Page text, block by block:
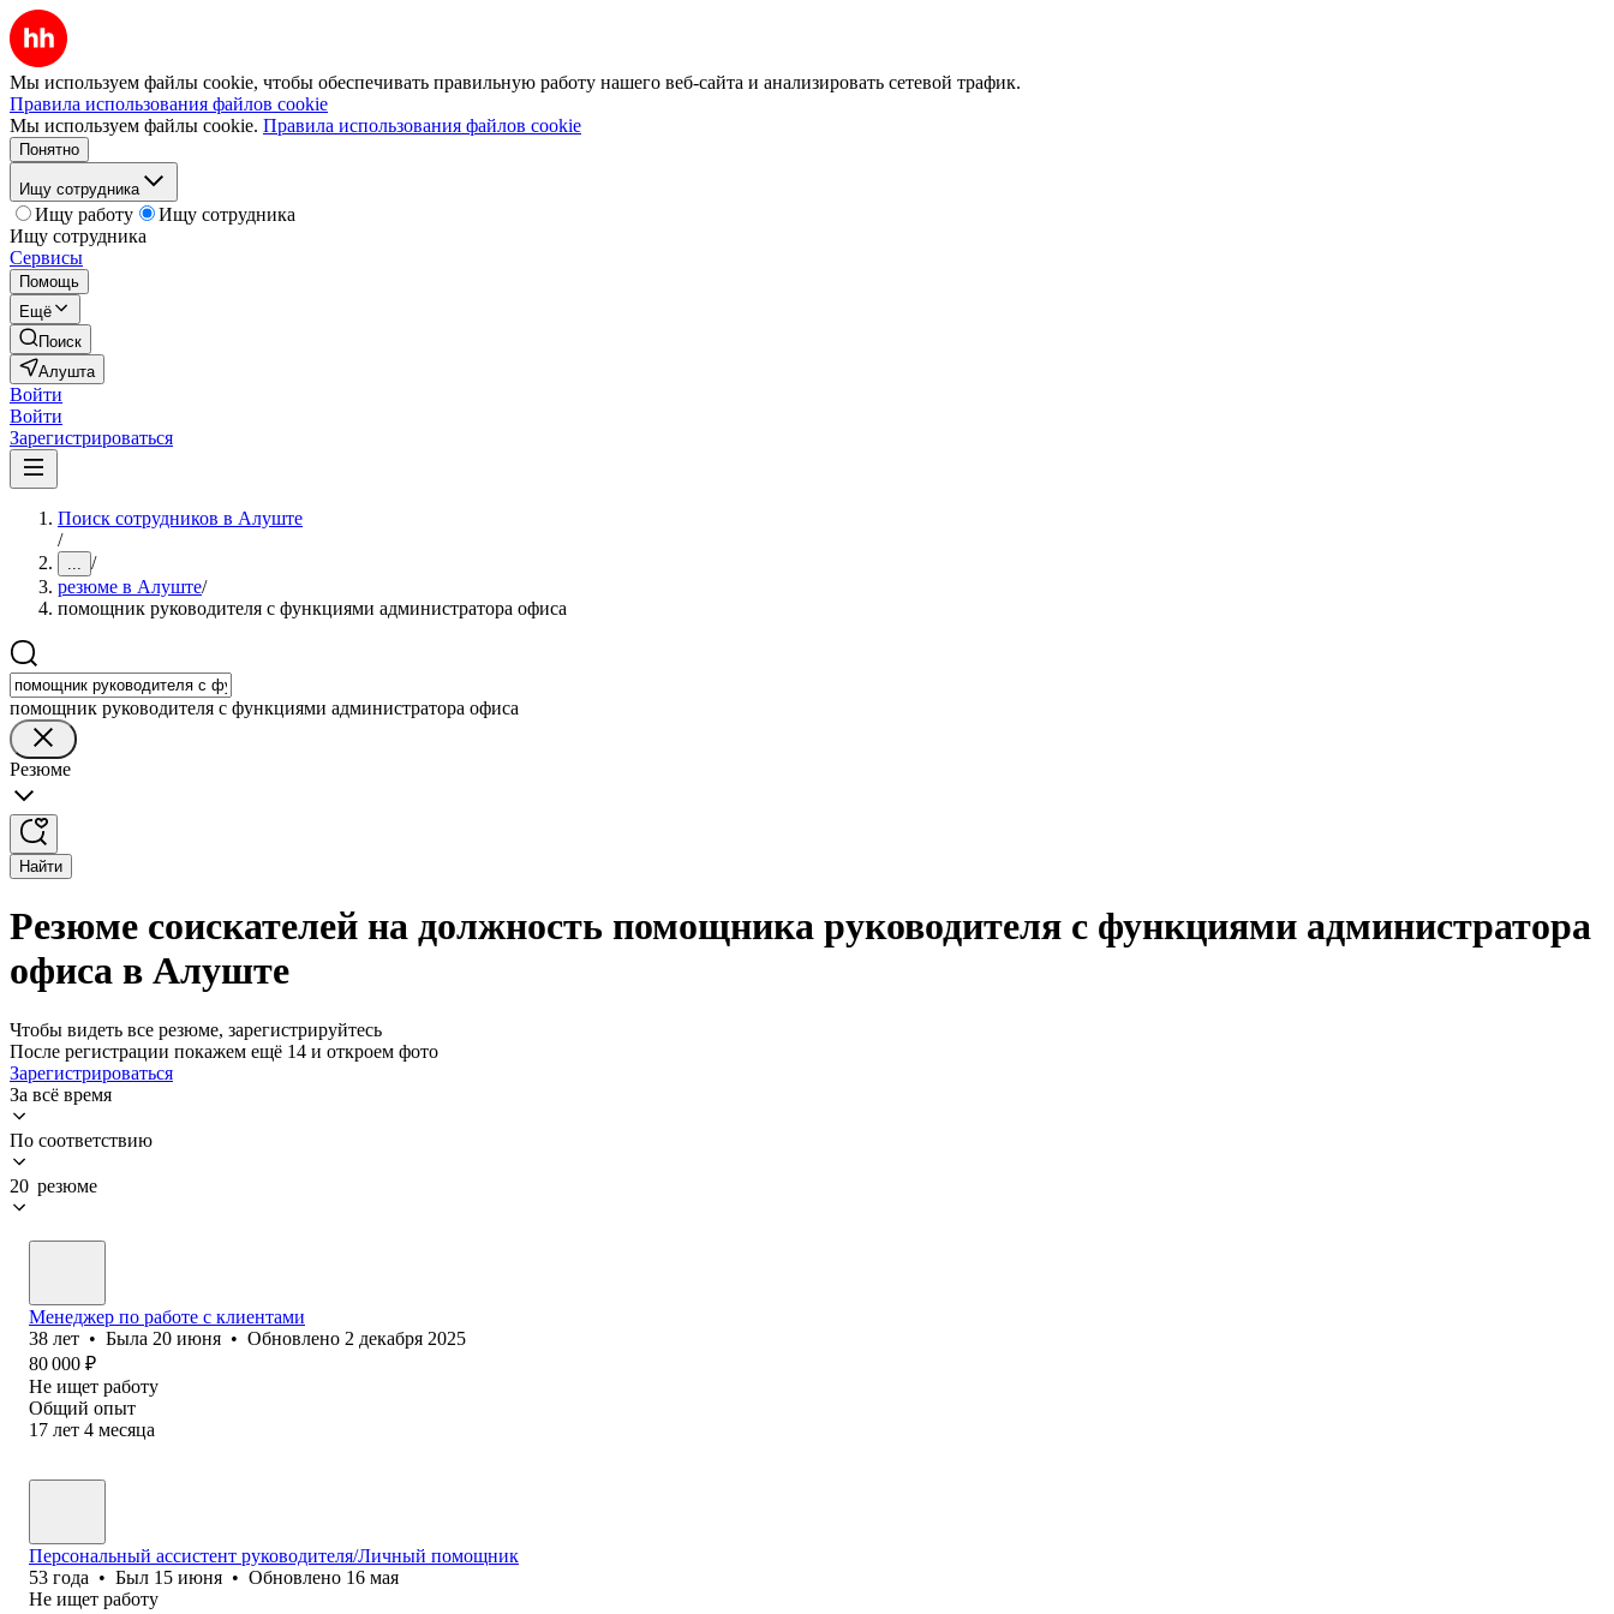
Мы используем файлы cookie, чтобы обеспечивать правильную работу нашего веб-сайта и анализировать сетевой трафик.
Правила использования файлов cookie
Мы используем файлы cookie. Правила использования файлов cookie
Понятно
Ищу сотрудника
Ищу работу
Ищу сотрудника
Ищу сотрудника
Сервисы
Помощь
Ещё
Поиск
Алушта
Войти
Войти
Зарегистрироваться
Поиск сотрудников в Алуште
/
... /
резюме в Алуште/
помощник руководителя с функциями администратора офиса
помощник руководителя с функциями администратора офиса
Резюме
Найти
Резюме соискателей на должность помощника руководителя с функциями администратора
офиса в Алуште
Чтобы видеть все резюме, зарегистрируйтесь
После регистрации покажем ещё 14 и откроем фото
Зарегистрироваться
За всё время
По соответствию
20 резюме
Менеджер по работе с клиентами
38 лет • Была 20 июня • Обновлено 2 декабря 2025
80 000 ₽
Не ищет работу
Общий опыт
17 лет 4 месяца
Персональный ассистент руководителя/Личный помощник
53 года • Был 15 июня • Обновлено 16 мая
Не ищет работу